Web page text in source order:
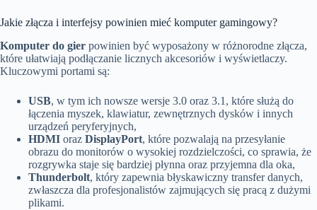
Jakie złącza i interfejsy powinien mieć komputer gamingowy?
Komputer do gier powinien być wyposażony w różnorodne złącza,
które ułatwiają podłączanie licznych akcesoriów i wyświetlaczy.
Kluczowymi portami są:
USB, w tym ich nowsze wersje 3.0 oraz 3.1, które służą do
łączenia myszek, klawiatur, zewnętrznych dysków i innych
urządzeń peryferyjnych,
HDMI oraz DisplayPort, które pozwalają na przesyłanie
obrazu do monitorów o wysokiej rozdzielczości, co sprawia, że
rozgrywka staje się bardziej płynna oraz przyjemna dla oka,
Thunderbolt, który zapewnia błyskawiczny transfer danych,
zwłaszcza dla profesjonalistów zajmujących się pracą z dużymi
plikami.